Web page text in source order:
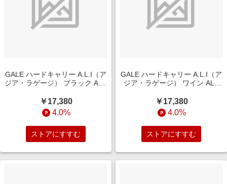
GALE ハードキャリー A.L.I（ア
ジア・ラゲージ） ブラック ALI-
￥17,380
4.0%
ストアにすすむ
GALE ハードキャリー A.L.I（ア
ジア・ラゲージ） ワイン ALI-
￥17,380
4.0%
ストアにすすむ